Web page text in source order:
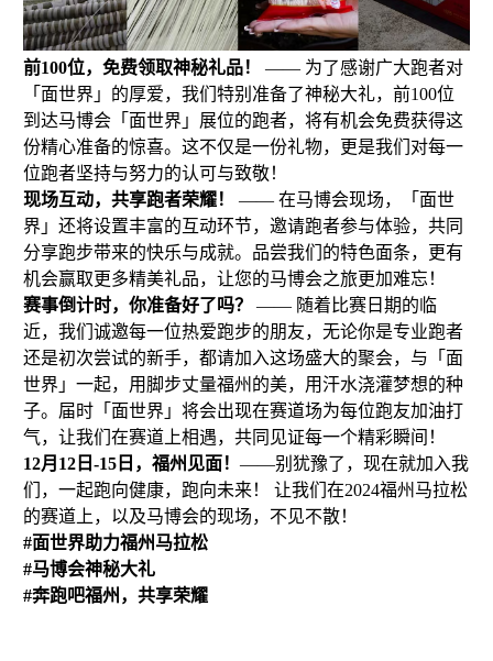
前100位，免费领取神秘礼品！
—— 为了感谢广大跑者对
「面世界」的厚爱，我们特别准备了神秘大礼，前100位
到达马博会「面世界」展位的跑者，将有机会免费获得这
份精心准备的惊喜。这不仅是一份礼物，更是我们对每一
位跑者坚持与努力的认可与致敬！
现场互动，共享跑者荣耀！
—— 在马博会现场，「面世
界」还将设置丰富的互动环节，邀请跑者参与体验，共同
分享跑步带来的快乐与成就。品尝我们的特色面条，更有
机会赢取更多精美礼品，让您的马博会之旅更加难忘！
赛事倒计时，你准备好了吗？
—— 随着比赛日期的临
近，我们诚邀每一位热爱跑步的朋友，无论你是专业跑者
还是初次尝试的新手，都请加入这场盛大的聚会，与「面
世界」一起，用脚步丈量福州的美，用汗水浇灌梦想的种
子。届时「面世界」将会出现在赛道场为每位跑友加油打
气，让我们在赛道上相遇，共同见证每一个精彩瞬间！
12月12日-15日，福州见面！ ——别犹豫了，现在就加入我
们，一起跑向健康，跑向未来！ 让我们在2024福州马拉松
的赛道上，以及马博会的现场，不见不散！
#面世界助力福州马拉松
#马博会神秘大礼
#奔跑吧福州，共享荣耀